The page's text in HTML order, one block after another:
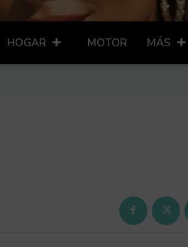
HOGAR MOTOR MÁS